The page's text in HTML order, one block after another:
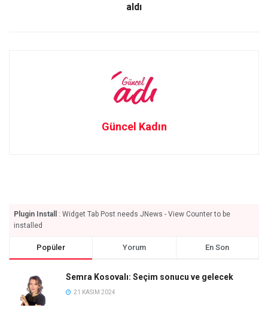
aldı
Güncel Kadın
Plugin Install
: Widget Tab Post needs JNews - View Counter to be
installed
Popüler Yorum En Son
Semra Kosovalı: Seçim sonucu ve gelecek
21 KASIM 2024